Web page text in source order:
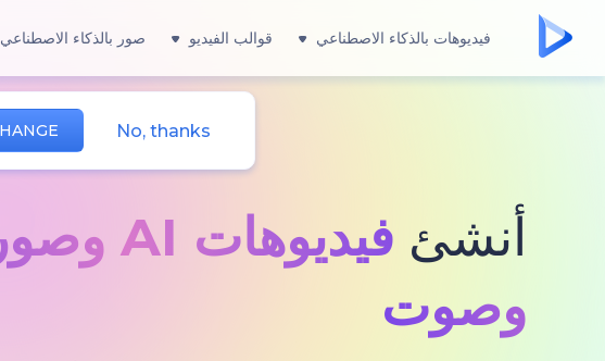
فيديوهات بالذكاء الاصطناعي قوالب الفيديو صور بالذكاء الاصطناعي
No, thanks
أنشئ فيديوهات AI
وصور
وصوت